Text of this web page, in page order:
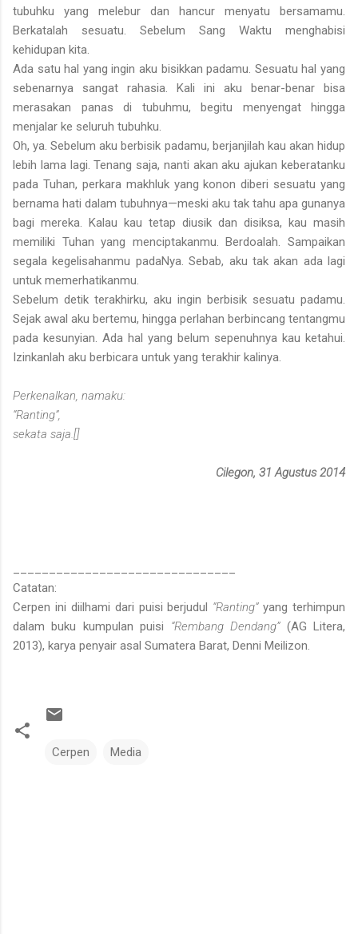
tubuhku yang melebur dan hancur menyatu bersamamu.
Berkatalah sesuatu. Sebelum Sang Waktu menghabisi
kehidupan kita.
Ada satu hal yang ingin aku bisikkan padamu. Sesuatu hal yang
sebenarnya sangat rahasia. Kali ini aku benar-benar bisa
merasakan panas di tubuhmu, begitu menyengat hingga
menjalar ke seluruh tubuhku.
Oh, ya. Sebelum aku berbisik padamu, berjanjilah kau akan hidup
lebih lama lagi. Tenang saja, nanti akan aku ajukan keberatanku
pada Tuhan, perkara makhluk yang konon diberi sesuatu yang
bernama hati dalam tubuhnya—meski aku tak tahu apa gunanya
bagi mereka. Kalau kau tetap diusik dan disiksa, kau masih
memiliki Tuhan yang menciptakanmu. Berdoalah. Sampaikan
segala kegelisahanmu padaNya. Sebab, aku tak akan ada lagi
untuk memerhatikanmu.
Sebelum detik terakhirku, aku ingin berbisik sesuatu padamu.
Sejak awal aku bertemu, hingga perlahan berbincang tentangmu
pada kesunyian. Ada hal yang belum sepenuhnya kau ketahui.
Izinkanlah aku berbicara untuk yang terakhir kalinya.
Perkenalkan, namaku:
“Ranting”,
sekata saja.[]
Cilegon, 31 Agustus 2014
Catatan:
Cerpen ini diilhami dari puisi berjudul “Ranting”yang terhimpun
dalam buku kumpulan puisi “Rembang Dendang”(AG Litera,
2013), karya penyair asal Sumatera Barat, Denni Meilizon.
Cerpen Media